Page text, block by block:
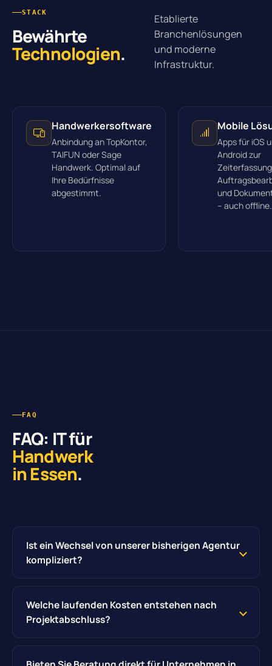
STACK
Bewährte
Technologien.
Etablierte
Branchenlösungen
und moderne
Infrastruktur.
Handwerkersoftware
Anbindung an TopKontor,
TAIFUN oder Sage
Handwerk. Optimal auf
Ihre Bedürfnisse
abgestimmt.
Mobile
Apps für iOS
Android zur
und
– auch offline.
FAQ
FAQ: IT für
Handwerk
in Essen.
Ist ein Wechsel von unserer bisherigen Agentur
kompliziert?
Welche laufenden Kosten entstehen nach
Projektabschluss?